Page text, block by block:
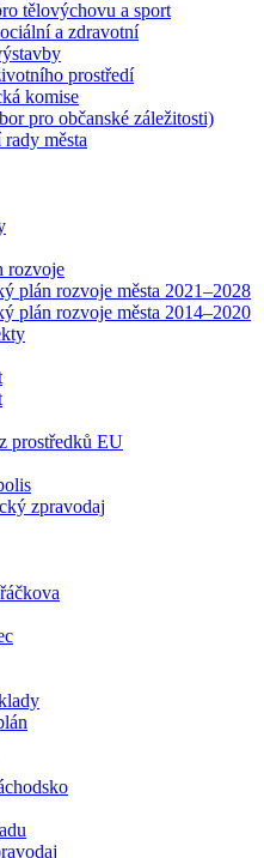
tělovýchovu a sport
a zdravotní
prostředí
komise
pro občanské záležitosti)
města
rozvoje
plán rozvoje města 2021–2028
plán rozvoje města 2014–2020
prostředků EU
zpravodaj